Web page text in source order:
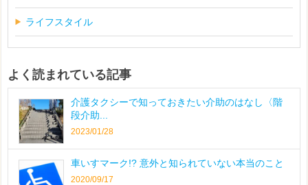
ライフスタイル
よく読まれている記事
介護タクシーで知っておきたい介助のはなし〈階
段介助...
2023/01/28
車いすマーク!? 意外と知られていない本当のこと
2020/09/17